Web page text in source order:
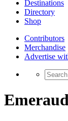
Destinations
Directory
Shop
Contributors
Merchandise
Advertise